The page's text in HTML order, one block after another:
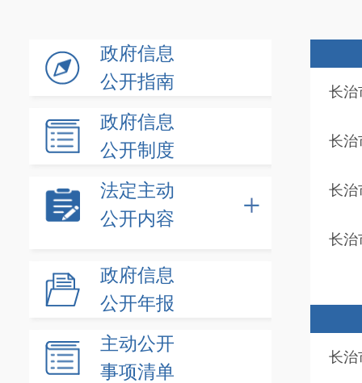
政府信息
公开指南
政府信息
公开制度
法定主动
公开内容
政府信息
公开年报
主动公开
事项清单
长治
长治
长治
长治
长治